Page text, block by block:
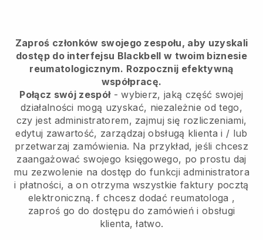
Zaproś członków swojego zespołu, aby uzyskali
dostęp do interfejsu Blackbell w twoim biznesie
reumatologicznym. Rozpocznij efektywną
współpracę.
Połącz swój zespół- wybierz, jaką część swojej
działalności mogą uzyskać, niezależnie od tego,
czy jest administratorem, zajmuj się rozliczeniami,
edytuj zawartość, zarządzaj obsługą klienta i / lub
przetwarzaj zamówienia. Na przykład, jeśli chcesz
zaangażować swojego księgowego, po prostu daj
mu zezwolenie na dostęp do funkcji administratora
i płatności, a on otrzyma wszystkie faktury pocztą
elektroniczną.f chcesz dodać reumatologa ,
zaproś go do dostępu do zamówień i obsługi
klienta, łatwo.